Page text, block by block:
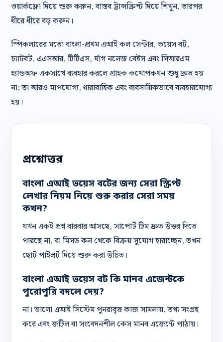
ওয়ার্কফ্লো দিয়ে শুরু করুন, বাস্তব ট্রান্সক্রিপ্ট দিয়ে শিখুন, তারপর
ধীরে ধীরে বড় করুন।
স্পিকলারের মতো বাংলা-প্রথম এআই কল সেন্টার, ভয়েস বট,
চ্যাটবট, এএসআর, টিটিএস, র্যাগ নলেজ বেইস এবং সিআরএম
হ্যান্ডঅফ একসাথে ব্যবহার করলে গ্রাহক কথোপকথন শুধু দ্রুত হয়
না; তা আরও মাপযোগ্য, ধারাবাহিক এবং ব্যবসায়িকভাবে ব্যবহারযোগ্য
হয়।
প্রশ্নোত্তর
বাংলা এআই ভয়েস বটের জন্য সেরা স্ক্রিপ্ট
লেখার নিয়ম নিয়ে শুরু করার সেরা সময়
কখন?
যখন একই প্রশ্ন বারবার আসছে, সাপোর্ট টিম দ্রুত উত্তর দিতে
পারছে না, বা মিসড কল থেকে বিক্রয় সুযোগ হারাচ্ছেন, তখন
ছোট পাইলট দিয়ে শুরু করা উচিত।
বাংলা এআই ভয়েস বট কি মানব এজেন্টকে
পুরোপুরি বদলে দেয়?
না। ভালো এআই সিস্টেম পুনরাবৃত্ত কাজ সামলায়, তথ্য সংগ্রহ
করে এবং জটিল বা সংবেদনশীল কেস মানব এজেন্টে পাঠায়।